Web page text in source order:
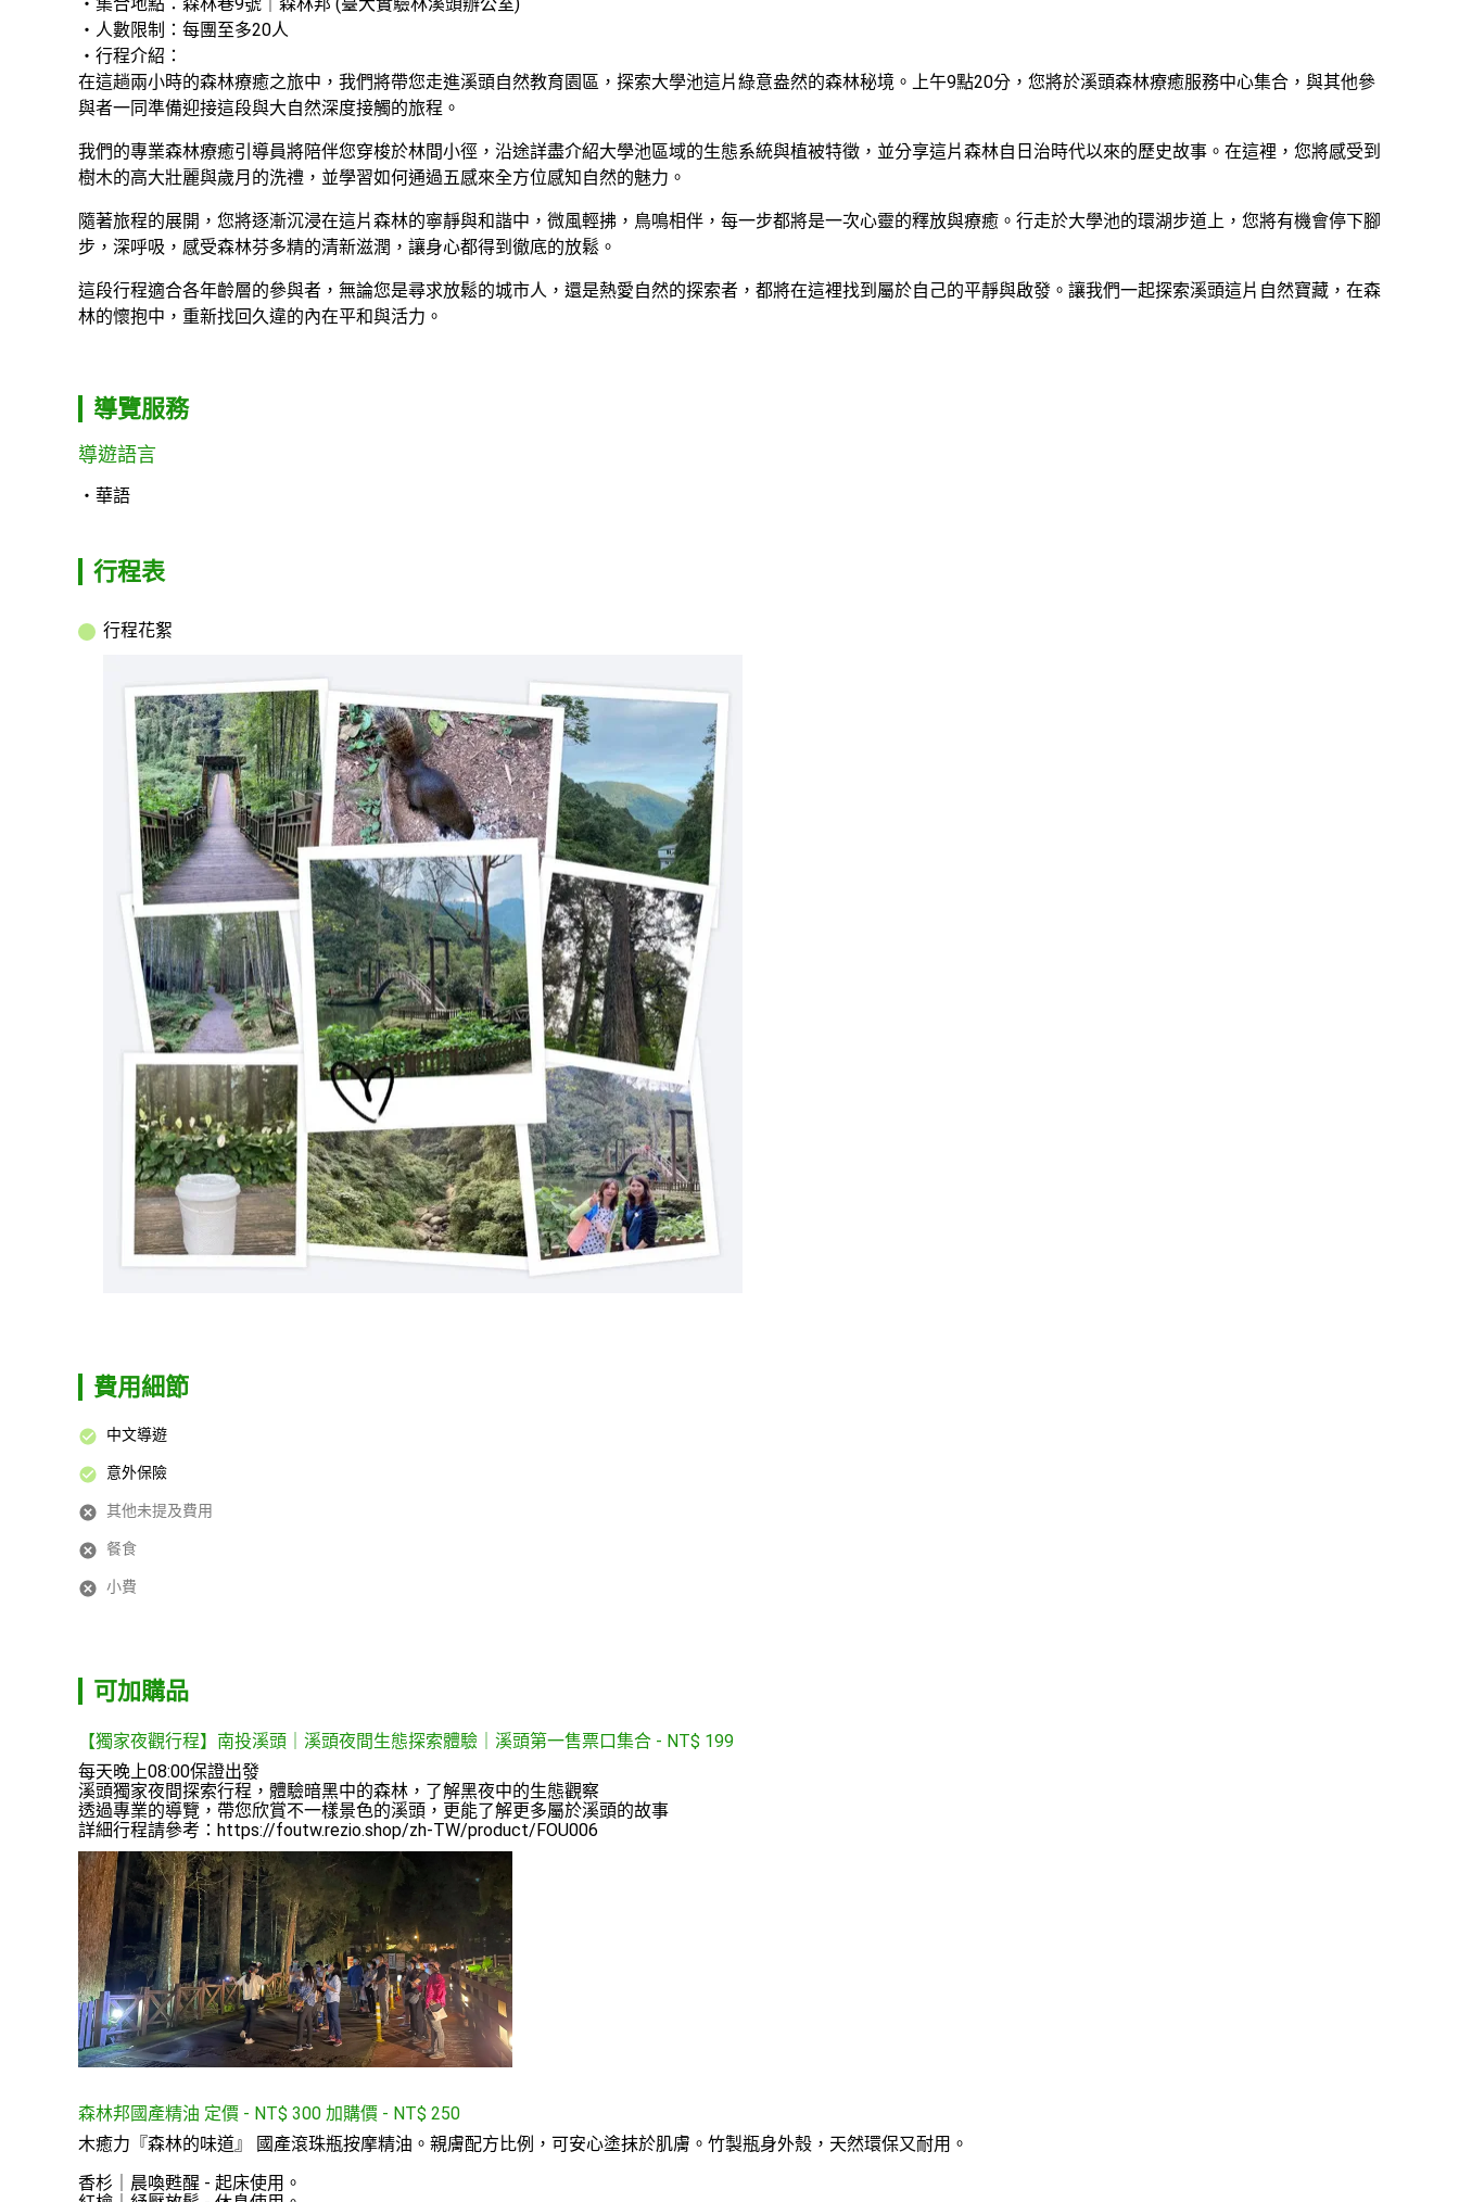
人數限制：每團至多20人
行程介紹：
在這趟兩小時的森林療癒之旅中，我們將帶您走進溪頭自然教育園區，探索大學池這片綠意盎然的森林秘境。上午9點20分，您將於溪頭森林療癒服務中心集合，與其他參
與者一同準備迎接這段與大自然深度接觸的旅程。
我們的專業森林療癒引導員將陪伴您穿梭於林間小徑，沿途詳盡介紹大學池區域的生態系統與植被特徵，並分享這片森林自日治時代以來的歷史故事。在這裡，您將感受到
樹木的高大壯麗與歲月的洗禮，並學習如何通過五感來全方位感知自然的魅力。
隨著旅程的展開，您將逐漸沉浸在這片森林的寧靜與和諧中，微風輕拂，鳥鳴相伴，每一步都將是一次心靈的釋放與療癒。行走於大學池的環湖步道上，您將有機會停下腳
步，深呼吸，感受森林芬多精的清新滋潤，讓身心都得到徹底的放鬆。
這段行程適合各年齡層的參與者，無論您是尋求放鬆的城市人，還是熱愛自然的探索者，都將在這裡找到屬於自己的平靜與啟發。讓我們一起探索溪頭這片自然寶藏，在森
林的懷抱中，重新找回久違的內在平和與活力。
導覽服務
導遊語言
華語
行程表
行程花絮
費用細節
中文導遊
意外保險
其他未提及費用
餐食
小費
可加購品
【獨家夜觀行程】南投溪頭｜溪頭夜間生態探索體驗｜溪頭第一售票口集合 - NT$ 199
每天晚上08:00保證出發
溪頭獨家夜間探索行程，體驗暗黑中的森林，了解黑夜中的生態觀察
透過專業的導覽，帶您欣賞不一樣景色的溪頭，更能了解更多屬於溪頭的故事
詳細行程請參考：https://foutw.rezio.shop/zh-TW/product/FOU006
森林邦國產精油 定價 - NT$ 300 加購價 - NT$ 250
木癒力『森林的味道』 國產滾珠瓶按摩精油。親膚配方比例，可安心塗抹於肌膚。竹製瓶身外殼，天然環保又耐用。
香杉｜晨喚甦醒 - 起床使用。